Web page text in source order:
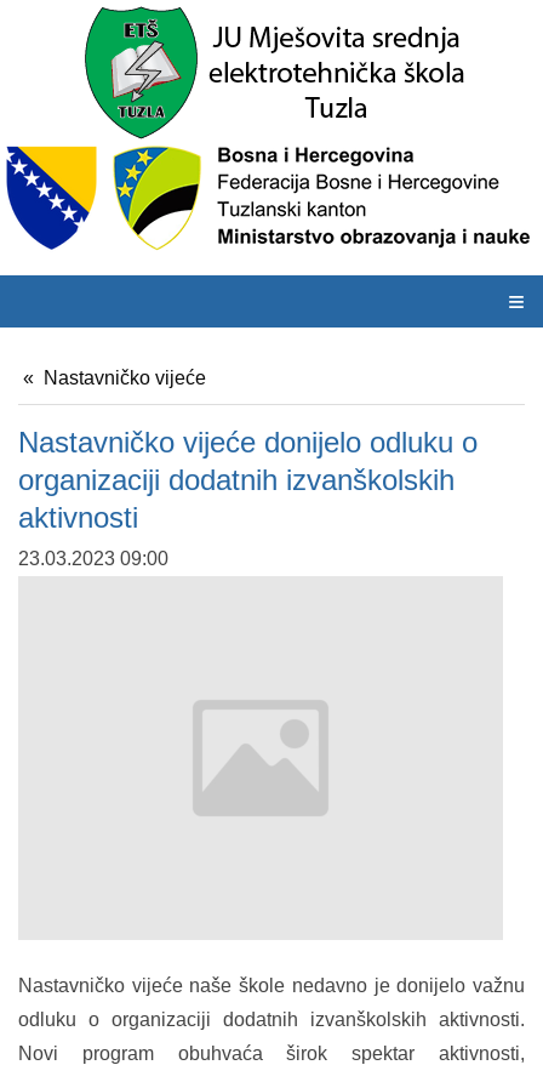
≡
Nastavničko vijeće
Nastavničko vijeće donijelo odluku o
organizaciji dodatnih izvanškolskih
aktivnosti
23.03.2023 09:00
Nastavničko vijeće naše škole nedavno je donijelo važnu
odluku o organizaciji dodatnih izvanškolskih aktivnosti.
Novi program obuhvaća širok spektar aktivnosti,